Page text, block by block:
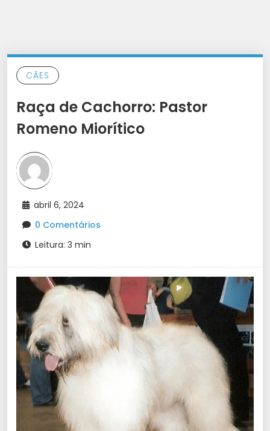
CÃES
Raça de Cachorro: Pastor
Romeno Miorítico
abril 6, 2024
0 Comentários
Leitura: 3 min